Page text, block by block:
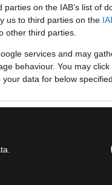
on the IAB’s list of
us to third parties on the
other third parties.
services and may
behaviour. You may
data for below
Άντερλεχτ LIVE
στην Τούμπα για
για την πρόκριση